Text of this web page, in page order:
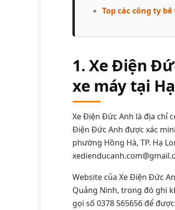
Top các công ty
1. Xe Điện
xe máy tại
Xe Điện Đức Anh là địa chỉ
Điện Đức Anh được xác
phường Hồng Hà, TP. Hạ
Website của Xe Điện Đức
Quảng Ninh, trong đó ghi
gọi số 0378 565656 để